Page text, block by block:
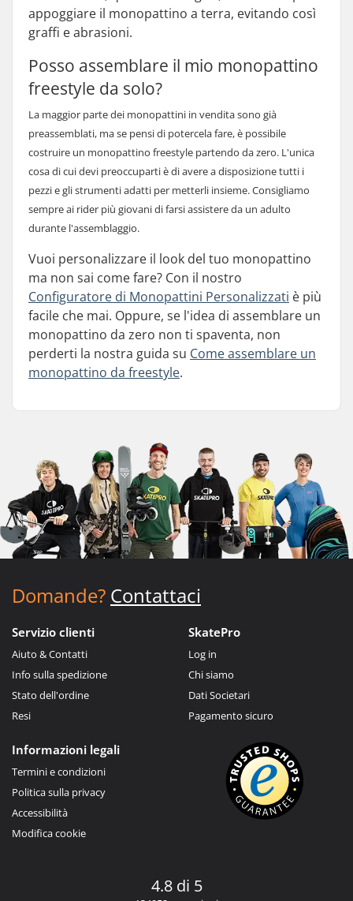
appoggiare il monopattino a terra, evitando così
graffi e abrasioni.
Posso assemblare il mio monopattino
freestyle da solo?
La maggior parte dei monopattini in vendita sono già
preassemblati, ma se pensi di potercela fare, è possibile
costruire un monopattino freestyle partendo da zero. L'unica
cosa di cui devi preoccuparti è di avere a disposizione tutti i
pezzi e gli strumenti adatti per metterli insieme. Consigliamo
sempre ai rider più giovani di farsi assistere da un adulto
durante l'assemblaggio.
Vuoi personalizzare il look del tuo monopattino
ma non sai come fare? Con il nostro
Configuratore di Monopattini Personalizzati è più
facile che mai. Oppure, se l'idea di assemblare un
monopattino da zero non ti spaventa, non
perderti la nostra guida su Come assemblare un
monopattino da freestyle.
Domande? Contattaci
Servizio clienti
Aiuto & Contatti
Info sulla spedizione
Stato dell'ordine
Resi
SkatePro
Log in
Chi siamo
Dati Societari
Pagamento sicuro
Informazioni legali
Termini e condizioni
Politica sulla privacy
Accessibilità
Modifica cookie
4.8 di 5